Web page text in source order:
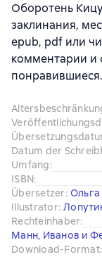
Оборотень
заклинания,
epub, pdf или
комментарии и
понравившиеся.
Datum der
Umfang:
ISBN:
Übersetzer:
Illustrator:
Rechteinhaber:
Манн, Иванов и
Download-Format: